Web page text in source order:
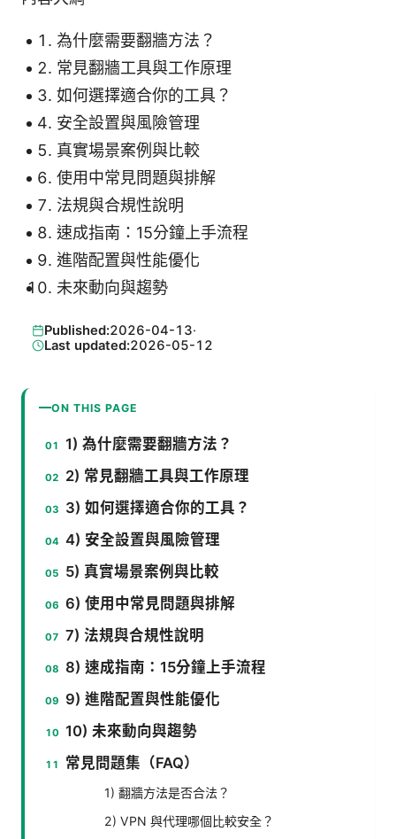
為什麼需要翻牆方法？
常見翻牆工具與工作原理
如何選擇適合你的工具？
安全設置與風險管理
真實場景案例與比較
使用中常見問題與排解
法規與合規性說明
速成指南：15分鐘上手流程
進階配置與性能優化
未來動向與趨勢
Published:2026-04-13·
Last updated:2026-05-12
ON THIS PAGE
1) 為什麼需要翻牆方法？
2) 常見翻牆工具與工作原理
3) 如何選擇適合你的工具？
4) 安全設置與風險管理
5) 真實場景案例與比較
6) 使用中常見問題與排解
7) 法規與合規性說明
8) 速成指南：15分鐘上手流程
9) 進階配置與性能優化
10) 未來動向與趨勢
常見問題集（FAQ）
1) 翻牆方法是否合法？
2) VPN 與代理哪個比較安全？